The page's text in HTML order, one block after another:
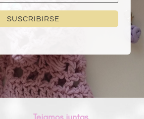
SUSCRIBIRSE